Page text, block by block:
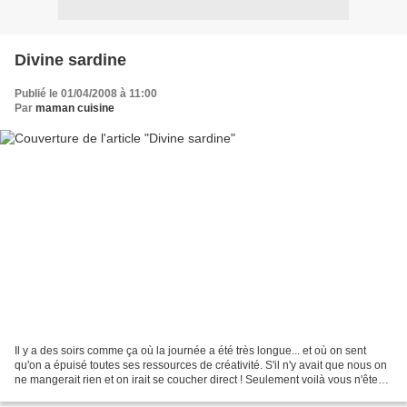
Divine sardine
Publié le 01/04/2008 à 11:00
Par maman cuisine
Il y a des soirs comme ça où la journée a été très longue... et où on sent
qu'on a épuisé toutes ses ressources de créativité. S'il n'y avait que nous on
ne mangerait rien et on irait se coucher direct ! Seulement voilà vous n'êtes